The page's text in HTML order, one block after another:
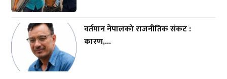
वर्तमान नेपालको राजनीतिक संकट :
कारण,...